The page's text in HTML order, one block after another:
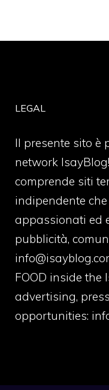
LEGAL
Il presente sito è
network
comprende siti
indipendente
appassionati ed
pubblicità,
FOOD inside the
advertising,
opportunities: